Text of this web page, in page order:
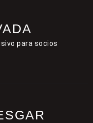
para socios